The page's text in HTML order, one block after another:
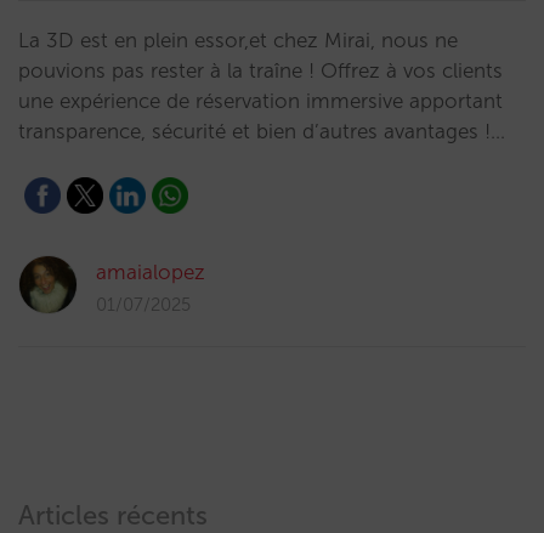
La 3D est en plein essor,et chez Mirai, nous ne
pouvions pas rester à la traîne ! Offrez à vos clients
une expérience de réservation immersive apportant
transparence, sécurité et bien d’autres avantages !…
amaialopez
01/07/2025
Articles récents